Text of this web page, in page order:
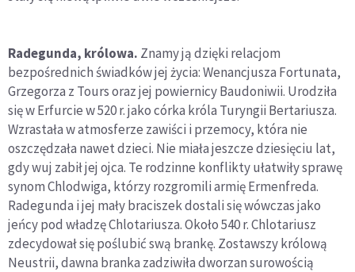
Radegunda, królowa. Znamy ją dzięki relacjom
bezpośrednich świadków jej życia: Wenancjusza Fortunata,
Grzegorza z Tours oraz jej powiernicy Baudoniwii. Urodziła
się w Erfurcie w 520 r. jako córka króla Turyngii Bertariusza.
Wzrastała w atmosferze zawiści i przemocy, która nie
oszczędzała nawet dzieci. Nie miała jeszcze dziesięciu lat,
gdy wuj zabił jej ojca. Te rodzinne konflikty ułatwiły sprawę
synom Chlodwiga, którzy rozgromili armię Ermenfreda.
Radegunda i jej mały braciszek dostali się wówczas jako
jeńcy pod władzę Chlotariusza. Około 540 r. Chlotariusz
zdecydował się poślubić swą brankę. Zostawszy królową
Neustrii, dawna branka zadziwiła dworzan surowością